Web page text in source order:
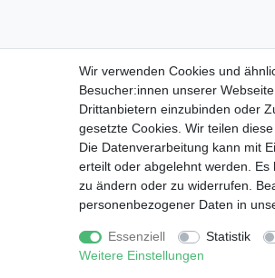
Wir verwenden Cookies und
Besucher:innen unserer
Drittanbietern einzubinden oder
gesetzte Cookies. Wir teilen
Die Datenverarbeitung kann mit
erteilt oder abgelehnt werden.
zu ändern oder zu widerrufen.
personenbezogener Daten in
Essenziell Statistik
Weitere Einstellungen